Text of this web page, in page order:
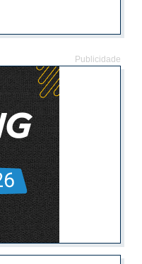
Publicidade